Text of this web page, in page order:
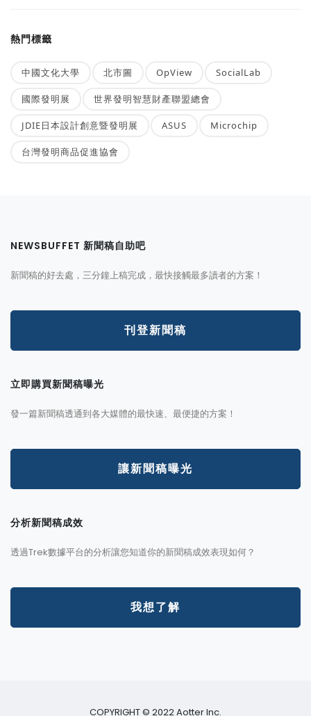
熱門標籤
中國文化大學 北市圖 OpView SocialLab
國際發明展 世界發明智慧財產聯盟總會
JDIE日本設計創意暨發明展 ASUS Microchip
台灣發明商品促進協會
NEWSBUFFET 新聞稿自助吧
新聞稿的好去處，三分鐘上稿完成，最快接觸最多讀者的方案！
刊登新聞稿
立即購買新聞稿曝光
發一篇新聞稿透通到各大媒體的最快速、最便捷的方案！
讓新聞稿曝光
分析新聞稿成效
透過Trek數據平台的分析讓您知道你的新聞稿成效表現如何？
我想了解
COPYRIGHT © 2022 Aotter Inc.